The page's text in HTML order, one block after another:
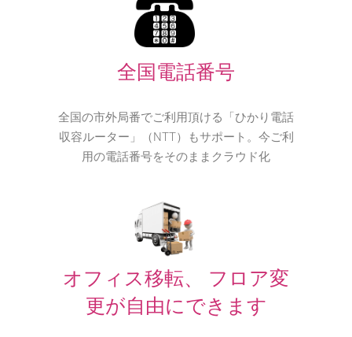
全国電話番号
全国の市外局番でご利用頂ける「ひかり電話
収容ルーター」（NTT）もサポート。今ご利
用の電話番号をそのままクラウド化
オフィス移転、 フロア変
更が自由にできます